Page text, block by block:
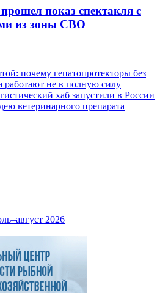
показ спектакля с
из зоны СВО
почему гепатопротекторы без
работают не в полную силу
хаб запустили в России
ветеринарного препарата
2026